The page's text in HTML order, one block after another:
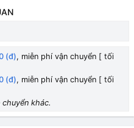
(đ), miễn phí vận chuyển [ tối
(đ), miễn phí vận chuyển [ tối
khác.